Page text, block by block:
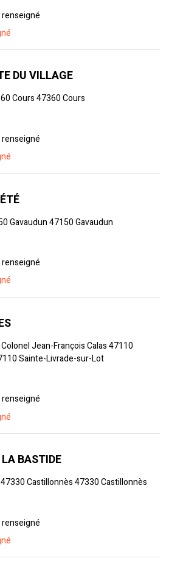
renseigné
DU VILLAGE
Cours 47360 Cours
renseigné
Gavaudun 47150 Gavaudun
renseigné
Jean-François Calas 47110
Sainte-Livrade-sur-Lot
renseigné
BASTIDE
Castillonnès 47330 Castillonnès
renseigné